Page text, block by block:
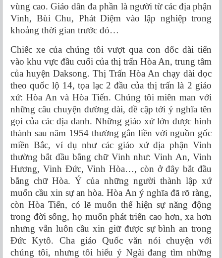
vùng cao. Giáo dân đa phần là người từ các địa phận
Vinh, Bùi Chu, Phát Diệm vào lập nghiệp trong
khoảng thời gian trước đó…
Chiếc xe của chúng tôi vượt qua con dốc dài tiến
vào khu vực đầu cuối của thị trấn Hòa An, trung tâm
của huyện Daksong. Thị Trấn Hòa An chạy dài dọc
theo quốc lộ 14, tọa lạc 2 đầu của thị trấn là 2 giáo
xứ: Hòa An và Hòa Tiến. Chúng tôi miên man với
những câu chuyện đường dài, đề cập tới ý nghĩa tên
gọi của các địa danh. Những giáo xứ lớn được hình
thành sau năm 1954 thường gắn liền với nguồn gốc
miền Bắc, ví dụ như các giáo xứ địa phận Vinh
thường bắt đầu bằng chữ Vinh như: Vinh An, Vinh
Hương, Vinh Đức, Vinh Hòa…, còn ở đây bắt đầu
bằng chữ Hòa. Ý của những người thành lập xứ
muốn cầu xin sự an hòa. Hòa An ý nghĩa đã rõ ràng,
còn Hòa Tiến, có lẽ muốn thể hiện sự năng động
trong đời sống, họ muốn phát triển cao hơn, xa hơn
nhưng vẫn luôn cầu xin giữ được sự bình an trong
Đức Kytô. Cha giáo Quốc văn nói chuyện với
chúng tôi, nhưng tôi hiểu ý Ngài đang tìm những